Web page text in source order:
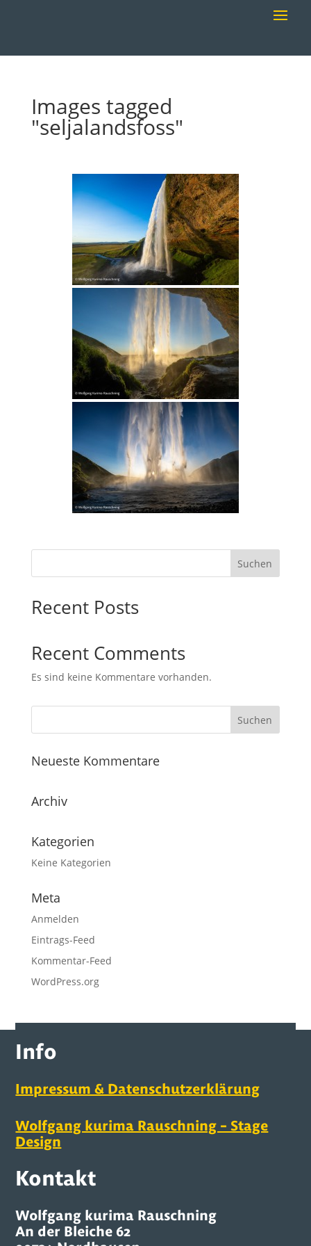
Images tagged
"seljalandsfoss"
Suchen
Recent Posts
Recent Comments
Es sind keine Kommentare vorhanden.
Neueste Kommentare
Archiv
Kategorien
Keine Kategorien
Meta
Anmelden
Eintrags-Feed
Kommentar-Feed
WordPress.org
Info
Impressum & Datenschutzerklärung
Wolfgang kurima Rauschning – Stage
Design
Kontakt
Wolfgang kurima Rauschning
An der Bleiche 62